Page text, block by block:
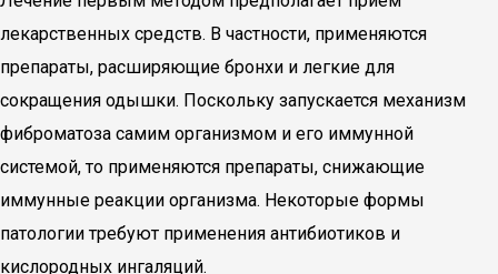
лекарственных средств. В частности, применяются
препараты, расширяющие бронхи и легкие для
сокращения одышки. Поскольку запускается механизм
фиброматоза самим организмом и его иммунной
системой, то применяются препараты, снижающие
иммунные реакции организма. Некоторые формы
патологии требуют применения антибиотиков и
кислородных ингаляций.